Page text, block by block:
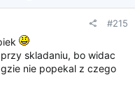
#215
skladaniu, bo widac
nie popekal z czego